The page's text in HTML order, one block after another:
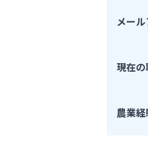
メール
現在
農業